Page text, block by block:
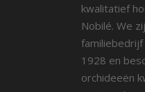
kwalitatief
Nobilé. We
1928 en
orchideeën